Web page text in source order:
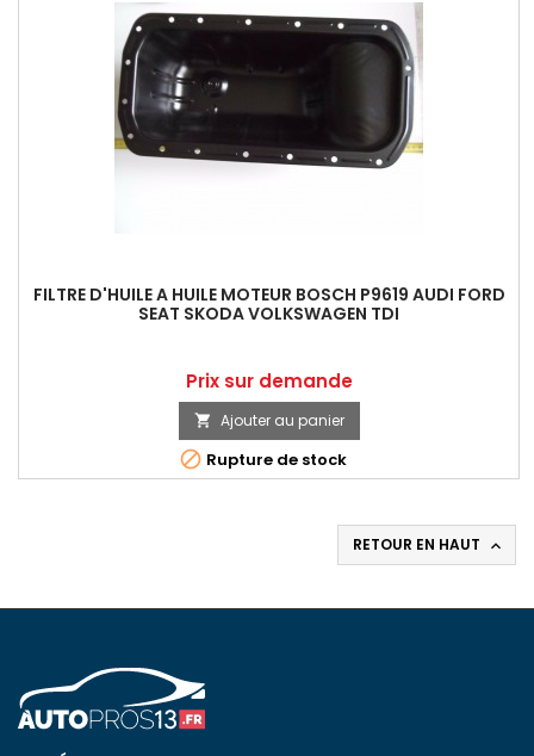
FILTRE D'HUILE A HUILE MOTEUR BOSCH P9619 AUDI FORD
SEAT SKODA VOLKSWAGEN TDI
Prix
Prix sur demande
 Ajouter au panier
 Rupture de stock
RETOUR EN HAUT 